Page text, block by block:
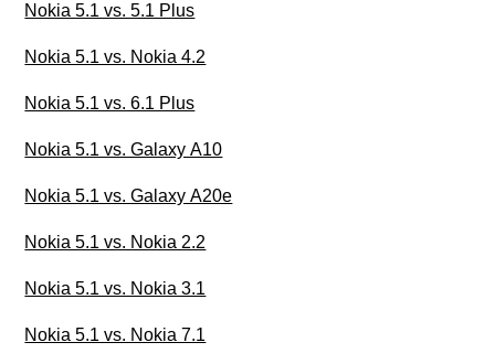
Nokia 5.1 vs. 5.1 Plus
Nokia 5.1 vs. Nokia 4.2
Nokia 5.1 vs. 6.1 Plus
Nokia 5.1 vs. Galaxy A10
Nokia 5.1 vs. Galaxy A20e
Nokia 5.1 vs. Nokia 2.2
Nokia 5.1 vs. Nokia 3.1
Nokia 5.1 vs. Nokia 7.1